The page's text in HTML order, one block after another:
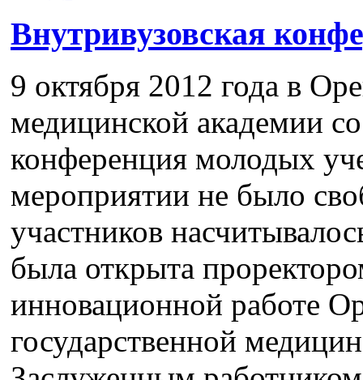
Внутривузовская
9 октября 2012 года в
медицинской академии
конференция молодых
мероприятии не было
участников
была открыта
инновационной работе
государственной